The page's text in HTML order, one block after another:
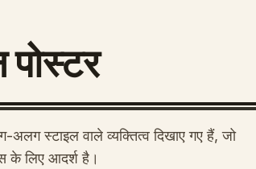
अलग स्टाइल वाले व्यक्तित्व दिखाए गए हैं, जो
के लिए आदर्श है।